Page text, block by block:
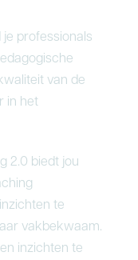
professionals
van de
in het
2.0 biedt jou
te
vakbekwaam.
inzichten te